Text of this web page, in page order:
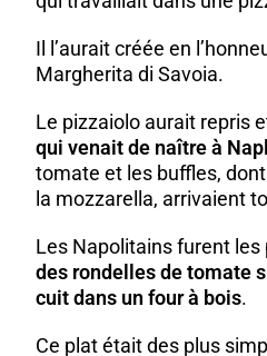
Il l’aurait créée en
Margherita di Savoia.
Le pizzaiolo aurait repris
qui venait de naître à
tomate et les buffles,
la mozzarella, arrivaient
Les Napolitains furent les
des rondelles de tomate
cuit dans un four à bois.
Ce plat était des plus